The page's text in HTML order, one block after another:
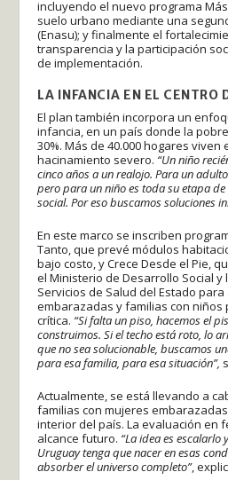
incluyendo el nuevo programa
suelo urbano mediante una
(Enasu); y finalmente el
transparencia y la participación
de implementación.
LA INFANCIA EN EL CENTRO
El plan también incorpora un
infancia, en un país donde la
30%. Más de 40.000 hogares viven
hacinamiento severo. “Un niño
cinco años a un realojo. Para un
pero para un niño es toda su etapa
social. Por eso buscamos soluciones
En este marco se inscriben
Tanto, que prevé módulos
bajo costo, y Crece Desde el Pie,
el Ministerio de Desarrollo Social y
Servicios de Salud del Estado
embarazadas y familias con niños
crítica. “Si falta un piso, hacemos el
construimos. Si el techo está roto, lo
que no sea solucionable, buscamos
para esa familia, para esa situación”,
Actualmente, se está llevando a
familias con mujeres
interior del país. La evaluación en
alcance futuro. “La idea es escalarlo
Uruguay tenga que nacer en esas
absorber el universo completo”,